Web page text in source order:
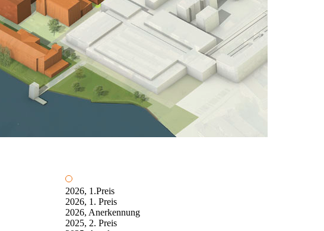
2026, 1.Preis
2026, 1. Preis
2026, Anerkennung
2025, 2. Preis